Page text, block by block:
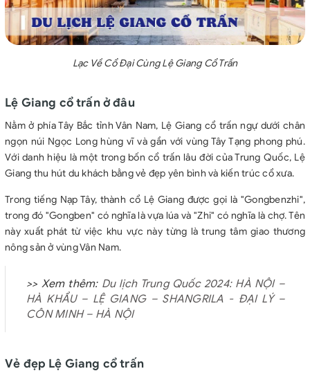
Lạc Về Cổ Đại Cùng Lệ Giang Cổ Trấn
Lệ Giang cổ trấn ở đâu
Nằm ở phía Tây Bắc tỉnh Vân Nam, Lệ Giang cổ trấn ngự dưới chân
ngọn núi Ngọc Long hùng vĩ và gần với vùng Tây Tạng phong phú.
Với danh hiệu là một trong bốn cổ trấn lâu đời của Trung Quốc, Lệ
Giang thu hút du khách bằng vẻ đẹp yên bình và kiến trúc cổ xưa.
Trong tiếng Nạp Tây, thành cổ Lệ Giang được gọi là "Gongbenzhi",
trong đó "Gongben" có nghĩa là vựa lúa và "Zhi" có nghĩa là chợ. Tên
này xuất phát từ việc khu vực này từng là trung tâm giao thương
nông sản ở vùng Vân Nam.
>> Xem thêm: Du lịch Trung Quốc 2024: HÀ NỘI –
HÀ KHẨU – LỆ GIANG – SHANGRILA - ĐẠI LÝ –
CÔN MINH – HÀ NỘI
Vẻ đẹp Lệ Giang cổ trấn